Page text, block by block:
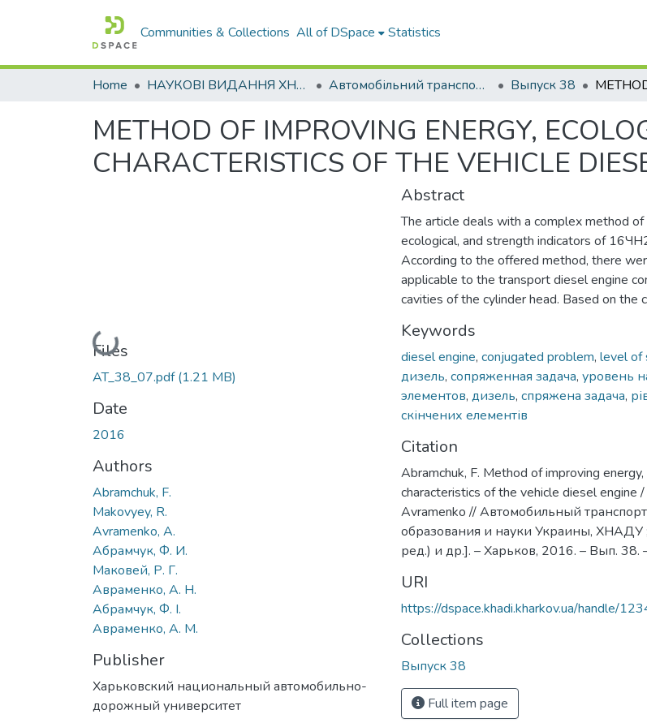
Communities & Collections All of DSpace Statistics
Home НАУКОВІ ВИДАННЯ ХНАДУ Автомобільний транспорт / Автомобильный транспорт Выпуск 38
METHOD OF IMPROVING ENERGY,
CHARACTERISTICS OF THE VEHICLE
Loading...
Files
AT_38_07.pdf(1.21 MB)
Date
2016
Authors
Abramchuk, F.
Makovyey, R.
Avramenko, A.
Абрамчук, Ф. И.
Маковей, Р. Г.
Авраменко, А. Н.
Абрамчук, Ф. І.
Авраменко, А. М.
Publisher
Харьковский национальный автомобильно-
дорожный университет
Abstract
The article deals with a complex method
ecological, and strength indicators of
According to the offered method, there
applicable to the transport diesel engine
cavities of the cylinder head. Based on the
Keywords
diesel engine, conjugated problem, level of
дизель, сопряженная задача, уровень
элементов, дизель, спряжена задача,
скінчених елементів
Citation
Abramchuk, F. Method of improving
characteristics of the vehicle diesel engine
Avramenko // Автомобильный
образования и науки Украины, ХНАДУ
ред.) и др.]. – Харьков, 2016. – Вып. 38.
URI
https://dspace.khadi.kharkov.ua/handle/
Collections
Выпуск 38
Full item page